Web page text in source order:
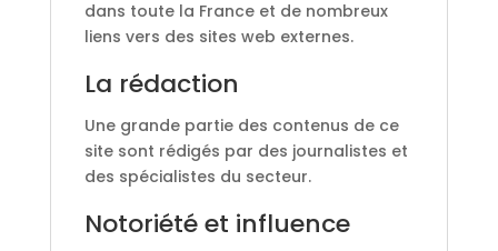
dans toute la France et de nombreux
liens vers des sites web externes.
La rédaction
Une grande partie des contenus de ce
site sont rédigés par des journalistes et
des spécialistes du secteur.
Notoriété et influence